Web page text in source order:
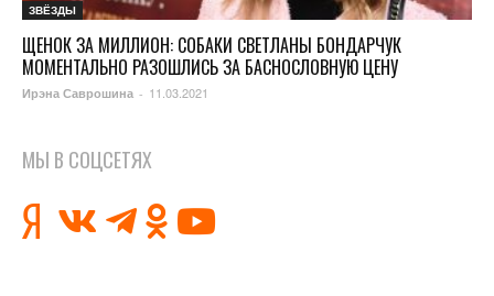
ЗВЁЗДЫ
ЩЕНОК ЗА МИЛЛИОН: СОБАКИ СВЕТЛАНЫ БОНДАРЧУК
МОМЕНТАЛЬНО РАЗОШЛИСЬ ЗА БАСНОСЛОВНУЮ ЦЕНУ
Ирэна Саврошина - 11.03.2021
МЫ В СОЦСЕТЯХ